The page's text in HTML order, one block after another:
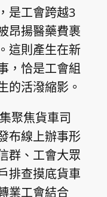
是工會跨越3
昂揚醫藥費裹
這則產生在新
，恰是工會組
的活潑縮影。
聚焦貨車司
布線上辦事形
群、工會大眾
排查摸底貨車
業工會結合